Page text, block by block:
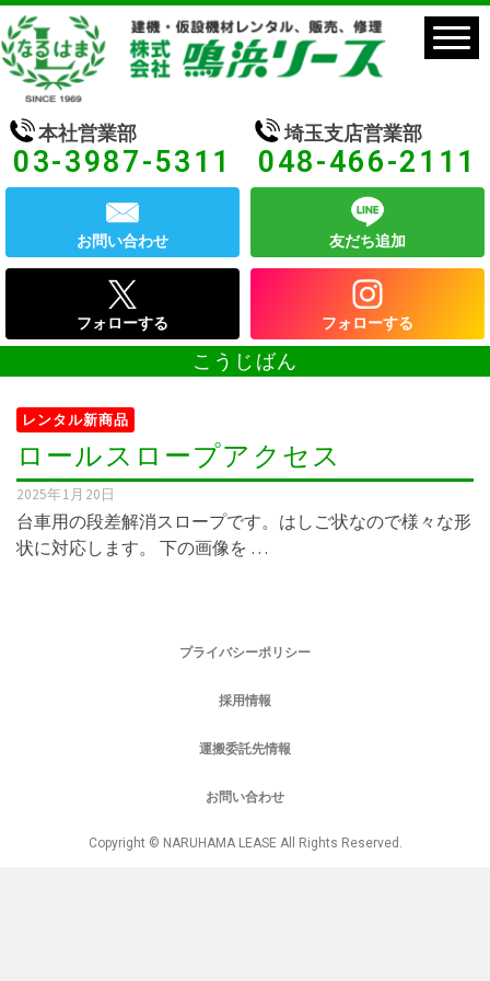
本社営業部
03-3987-5311
埼玉支店営業部
048-466-2111
お問い合わせ 友だち追加
フォローする フォローする
こうじばん
レンタル新商品
ロールスロープアクセス
2025年1月20日
台車用の段差解消スロープです。はしご状なので様々な形
状に対応します。 下の画像を …
プライバシーポリシー
採用情報
運搬委託先情報
お問い合わせ
Copyright © NARUHAMA LEASE All Rights Reserved.